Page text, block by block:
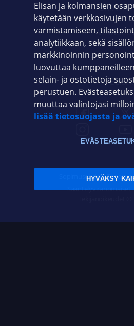
Sopimusehdot
Sääntelyviranomaiset
Elisan ja kolmansien
käytetään verkkosivujen
varmistamiseen,
analytiikkaan, sekä
markkinoinnin
luovuttaa
selain- ja ostotietoja
perustuen.
muuttaa valintojasi
lisää tietosuojasta ja
HYVÄKSY